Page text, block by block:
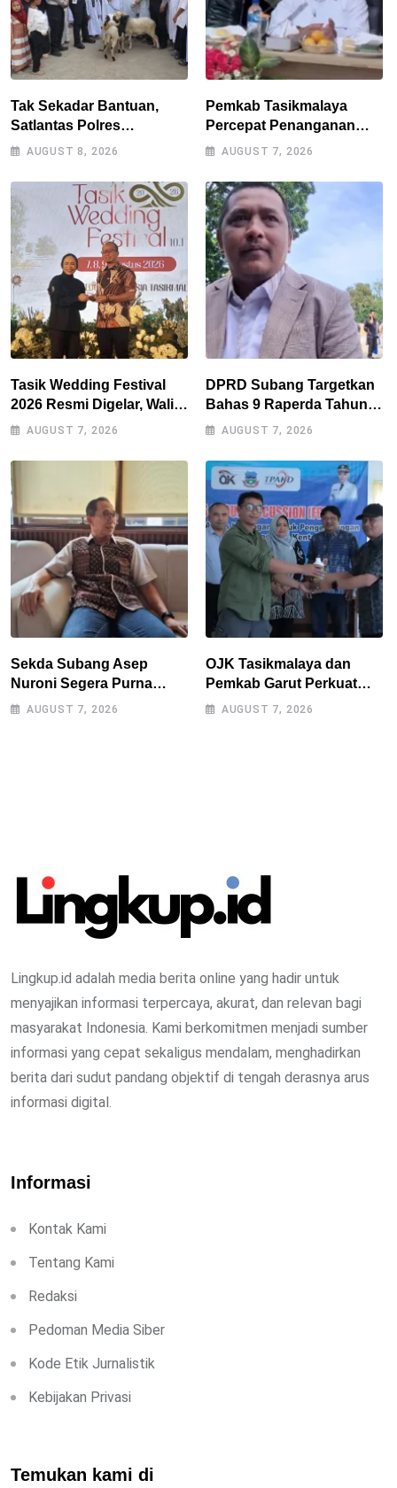
Tak Sekadar Bantuan,
Satlantas Polres
Tasikmalaya Dorong
Puspahiang
AUGUST 8, 2026
Pemkab Tasikmalaya
Percepat Penanganan
Kekeringan, Sumur Bor
Prioritas
AUGUST 7, 2026
Tasik Wedding Festival
2026 Resmi Digelar, Wali
Kota Optimistis
Lampaui Rp15 Miliar
AUGUST 7, 2026
DPRD Subang Targetkan
Bahas 9 Raperda Tahun
Ini, Naskah Akademik Jadi
AUGUST 7, 2026
Sekda Subang Asep
Nuroni Segera Purna
Tugas, Berharap Tak Ada
AUGUST 7, 2026
OJK Tasikmalaya dan
Pemkab Garut Perkuat
Akses Pembiayaan Petani
AUGUST 7, 2026
Lingkup.id adalah media berita online yang hadir untuk
menyajikan informasi terpercaya, akurat, dan relevan bagi
masyarakat Indonesia. Kami berkomitmen menjadi sumber
informasi yang cepat sekaligus mendalam, menghadirkan
berita dari sudut pandang objektif di tengah derasnya arus
informasi digital.
Informasi
Kontak Kami
Tentang Kami
Redaksi
Pedoman Media Siber
Kode Etik Jurnalistik
Kebijakan Privasi
Temukan kami di